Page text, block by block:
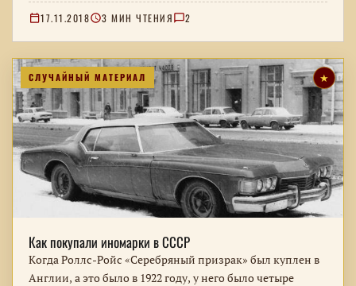
конструкции…
17.11.2018 3 МИН ЧТЕНИЯ 2
СЛУЧАЙНЫЙ МАТЕРИАЛ ★
Как покупали иномарки в СССР
Когда Роллс-Ройс «Серебряный призрак» был куплен в
Англии, а это было в 1922 году, у него было четыре